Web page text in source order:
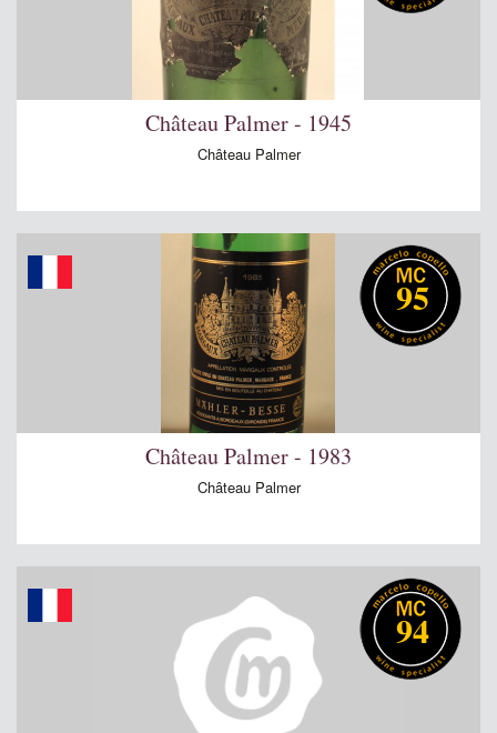
Château Palmer - 1945
Château Palmer
95
Château Palmer - 1983
Château Palmer
94